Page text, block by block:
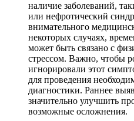
наличие заболеваний,
или нефротический
внимательного
некоторых случаях,
может быть связано с
стрессом. Важно, чтобы
игнорировали этот
для проведения
диагностики. Раннее
значительно улучшить
возможные осложнения.